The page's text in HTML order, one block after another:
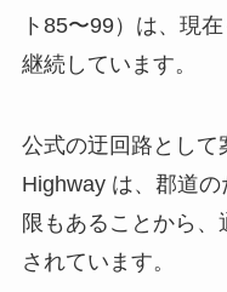
ト85〜99）は、現
継続しています。
公式の迂回路とし
Highway は、郡道
限もあることから
されています。